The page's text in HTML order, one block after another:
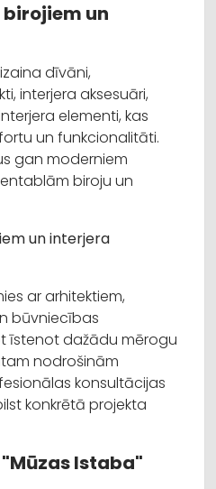
un
dīvāni,
interjera aksesuāri,
elementi, kas
un funkcionalitāti.
gan moderniem
biroju un
un interjera
ar arhitektiem,
būvniecības
īstenot dažādu mērogu
nodrošinām
konsultācijas
konkrētā projekta
Istaba"